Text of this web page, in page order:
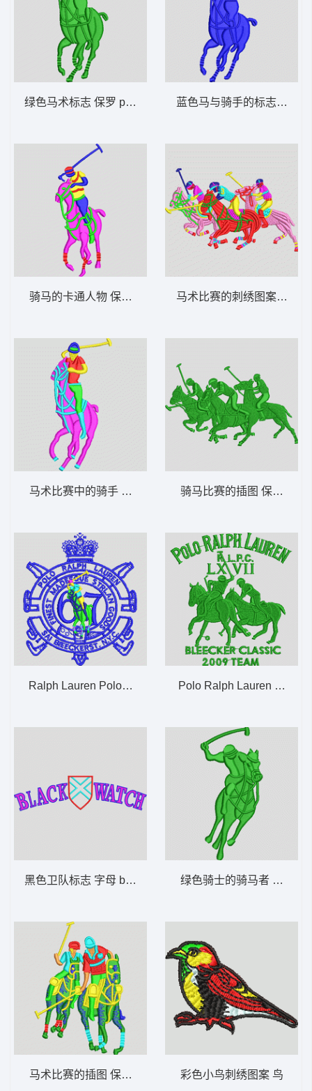
绿色马术标志 保罗 polo 骑马 男装
骑马的卡通人物 保罗 polo 骑马 男装
马术比赛中的骑手 保罗 polo 骑马 男装
Ralph Lauren Polo标志 保罗 polo 骑马 男
黑色卫队标志 字母 black wathc 男
马术比赛的插图 保罗 polo 骑马 男装
蓝色马与骑手的标志 保罗
马术比赛的刺绣图案 保罗
骑马比赛的插图 保罗 polo
Polo Ralph Lauren
绿色骑士的骑马者 保罗
彩色小鸟刺绣图案 鸟